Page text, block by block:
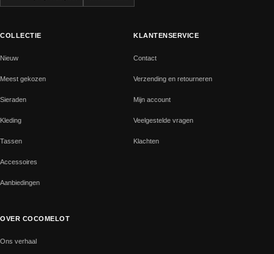
COLLECTIE
Nieuw
Meest gekozen
Sieraden
Kleding
Tassen
Accessoires
Aanbiedingen
KLANTENSERVICE
Contact
Verzending en retourneren
Mijn account
Veelgestelde vragen
Klachten
OVER COCOMELOT
Ons verhaal